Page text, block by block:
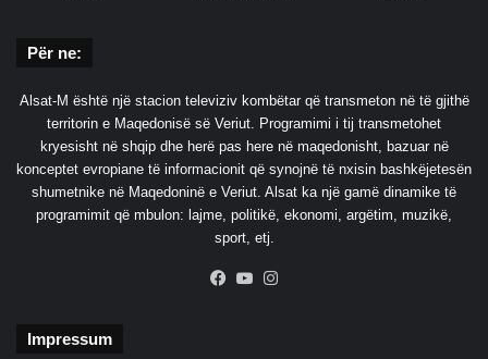
Për ne:
Alsat-M është një stacion televiziv kombëtar që transmeton në të gjithë
territorin e Maqedonisë së Veriut. Programimi i tij transmetohet
kryesisht në shqip dhe herë pas here në maqedonisht, bazuar në
konceptet evropiane të informacionit që synojnë të nxisin bashkëjetesën
shumetnike në Maqedoninë e Veriut. Alsat ka një gamë dinamike të
programimit që mbulon: lajme, politikë, ekonomi, argëtim, muzikë,
sport, etj.
Facebook
YouTube
Impressum